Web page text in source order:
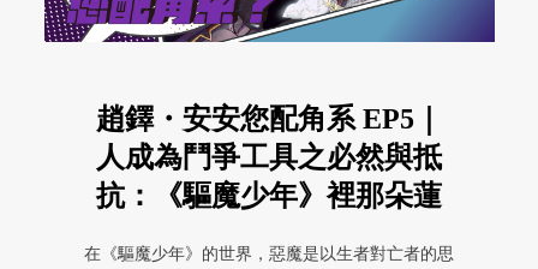
趙鐸・安安您配角系 EP5｜
人成為鬥爭工具之必然與抵
抗：《驅魔少年》裡那朵蓮
在《驅魔少年》的世界，惡魔是以生者對亡者的思